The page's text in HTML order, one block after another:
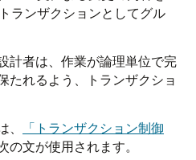
ランザクションとしてグル
計者は、作業が論理単位で完
たれるよう、トランザクショ
「トランザクション制御
の文が使用されます。